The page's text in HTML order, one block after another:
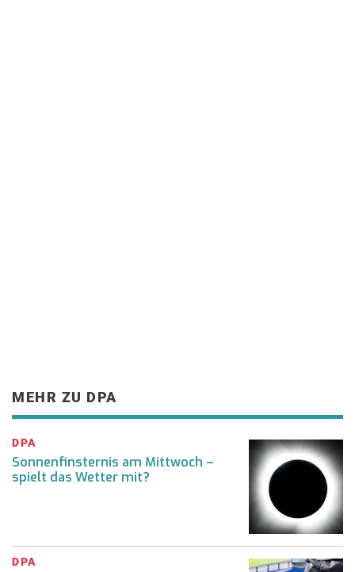
MEHR ZU DPA
DPA
Sonnenfinsternis am Mittwoch –
spielt das Wetter mit?
DPA